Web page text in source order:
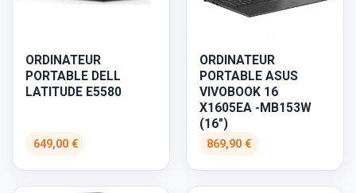
ORDINATEUR
PORTABLE DELL
LATITUDE E5580
649,00 €
ORDINATEUR
PORTABLE ASUS
VIVOBOOK 16
X1605EA -MB153W
(16")
869,90 €